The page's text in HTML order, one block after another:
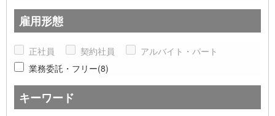
雇用形態
正社員 契約社員
アルバイト・パート
業務委託・フリー(8)
キーワード